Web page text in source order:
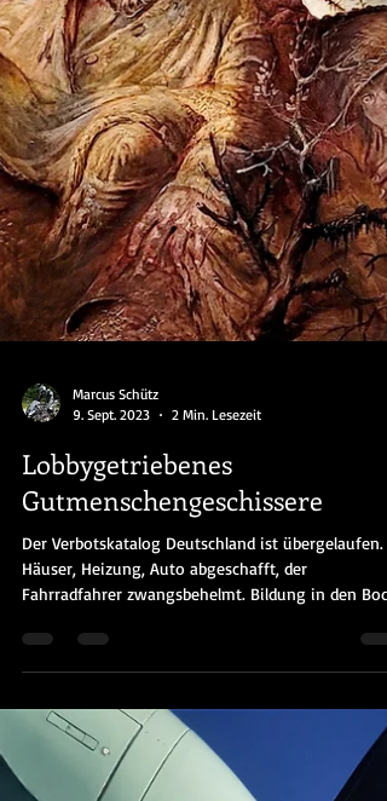
Marcus Schütz
2 Min. Lesezeit
Lobbygetriebenes
Der Verbotskatalog Deutschland ist übergelaufen.
Häuser, Heizung, Auto abgeschafft, der
Fahrradfahrer zwangsbehelmt. Bildung in den